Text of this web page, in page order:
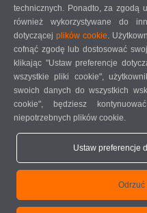
Ogólne warunki sprzedaży
UMOWA O KONSERWACJĘ
COOKIE SETTINGS
KODEKS POSTĘPOWANIA
elumatec AG - Pinacher Straße
+49 7041-14 0-
elumatec AG infocenter -
technicznych. Ponadto, za zgodą
również wykorzystywane do
dotyczącej plików cookie.
cofnąć zgodę lub dostosować
klikając "Ustaw preferencje
wszystkie pliki cookie",
swoich danych do wszystkich
cookie", będziesz
niepotrzebnych plików cookie.
Ustaw preferencje
Odrzuć